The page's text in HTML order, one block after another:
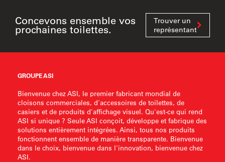
Concevons ensemble vos
prochaines toilettes.
Trouver un
représentant
GROUPE ASI
Bienvenue chez ASI, le premier fabricant mondial de
cloisons commerciales, d'accessoires de toilettes, de
casiers et de produits d'affichage visuel. Qu'est-ce qui rend
ASI si unique ? Seule ASI conçoit, développe et fabrique des
solutions entièrement intégrées. Ainsi, tous nos produits
fonctionnent ensemble de manière transparente. Bienvenue
dans le choix, bienvenue dans l'innovation, bienvenue chez
ASI.